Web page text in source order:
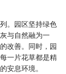
。园区坚持绿色
与自然融为一
改善。同时，园
一片花草都是精
安息环境。